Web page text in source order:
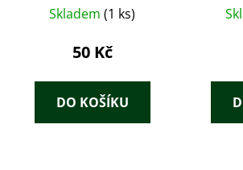
Skladem (1 ks)
50 Kč
DO KOŠÍKU